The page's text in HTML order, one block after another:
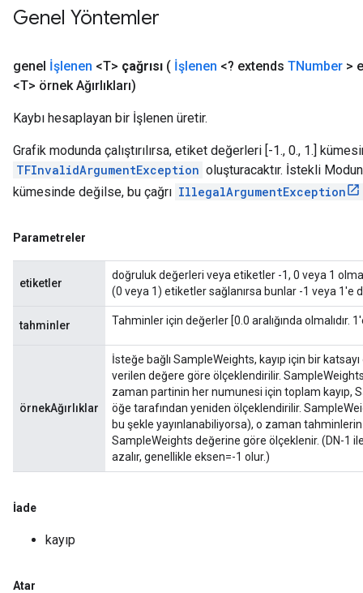
Genel Yöntemler
genel İşlenen <T> çağrısı ( İşlenen <? extends TNumber >
<T> örnek Ağırlıkları)
Kaybı hesaplayan bir İşlenen üretir.
Grafik modunda çalıştırılırsa, etiket değerleri [-1., 0., 1.]
TFInvalidArgumentException oluşturacaktır. İstekli
kümesinde değilse, bu çağrı IllegalArgumentException
Parametreler
etiketler
doğruluk değerleri veya etiketler -1, 0 veya 1
(0 veya 1) etiketler sağlanırsa bunlar -1 veya 1'e
tahminler Tahminler için değerler [0.0 aralığında olmalıdır.
örnekAğırlıklar
İsteğe bağlı SampleWeights, kayıp için bir
verilen değere göre ölçeklendirilir.
zaman partinin her numunesi için toplam kayıp,
öğe tarafından yeniden ölçeklendirilir.
bu şekle yayınlanabiliyorsa), o zaman tahminlerin
SampleWeights değerine göre ölçeklenir. (DN-1
azalır, genellikle eksen=-1 olur.)
İade
kayıp
Atar